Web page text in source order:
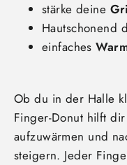
stärke deine
Hautschonend
einfaches
Ob du in der Halle
Finger-Donut hilft
aufzuwärmen und
steigern. Jeder